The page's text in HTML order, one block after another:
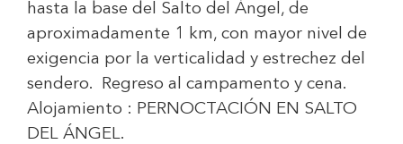
hasta la base del Salto del Ángel, de
aproximadamente 1 km, con mayor nivel de
exigencia por la verticalidad y estrechez del
sendero. Regreso al campamento y cena.
Alojamiento : PERNOCTACIÓN EN SALTO
DEL ÁNGEL.